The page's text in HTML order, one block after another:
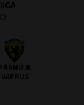
JK
VAPRUS